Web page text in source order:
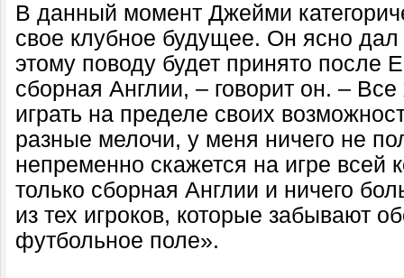
В данный момент Джейми
свое клубное будущее. Он ясно
этому поводу будет принято после
сборная Англии, – говорит он. –
играть на пределе своих
разные мелочи, у меня ничего не
непременно скажется на игре всей
только сборная Англии и ничего
из тех игроков, которые забывают
футбольное поле».